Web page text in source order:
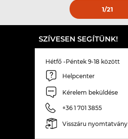
1/21
SZÍVESEN SEGÍTÜNK!
Hétfő -Péntek 9-18 között
Helpcenter
Kérelem beküldése
+36 1 701 3855
Visszáru nyomtatvány